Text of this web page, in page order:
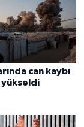
can kaybı